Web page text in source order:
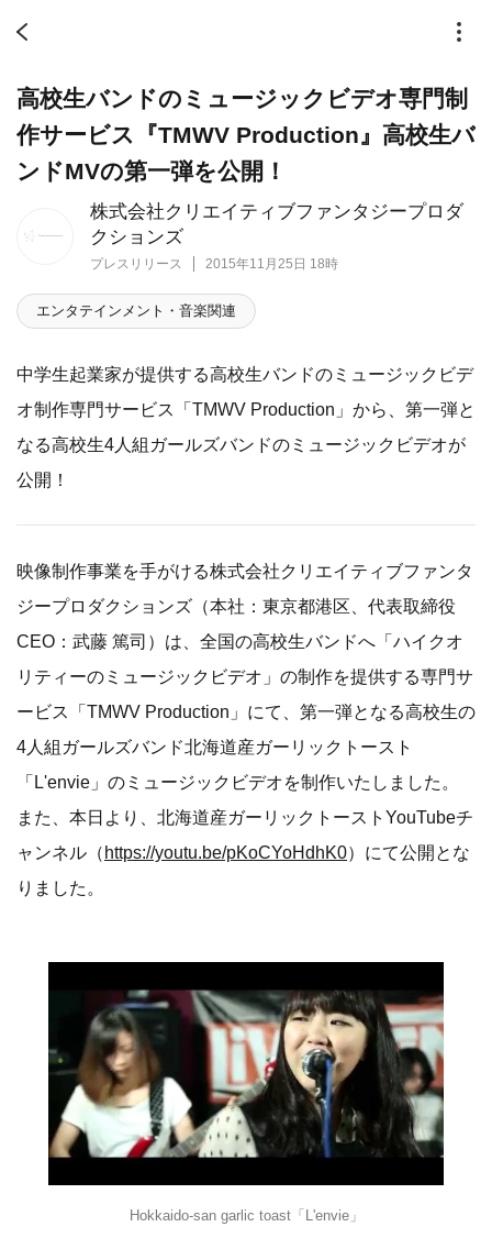
株式会社クリエイティブファンタジープロダ
クションズ
プレスリリース 2015年11月25日 18時
高校生バンドのミュージックビデオ専門制
作サービス『TMWV Production』高校生バ
ンドMVの第一弾を公開！
エンタテインメント・音楽関連
中学生起業家が提供する高校生バンドのミュージックビデ
オ制作専門サービス「TMWV Production」から、第一弾と
なる高校生4人組ガールズバンドのミュージックビデオが
公開！
映像制作事業を手がける株式会社クリエイティブファンタ
ジープロダクションズ（本社：東京都港区、代表取締役
CEO：武藤 篤司）は、全国の高校生バンドへ「ハイクオ
リティーのミュージックビデオ」の制作を提供する専門サ
ービス「TMWV Production」にて、第一弾となる高校生の
4人組ガールズバンド北海道産ガーリックトースト
「L'envie」のミュージックビデオを制作いたしました。
また、本日より、北海道産ガーリックトーストYouTubeチ
ャンネル（https://youtu.be/pKoCYoHdhK0）にて公開とな
りました。
Hokkaido-san garlic toast「L'envie」